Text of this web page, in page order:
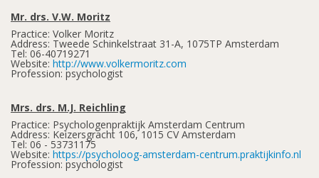
Mr. drs. V.W. Moritz
Practice: Volker Moritz
Address: Tweede Schinkelstraat 31-A, 1075TP Amsterdam
Tel: 06-40719271
Website: http://www.volkermoritz.com
Profession: psychologist
Mrs. drs. M.J. Reichling
Practice: Psychologenpraktijk Amsterdam Centrum
Address: Keizersgracht 106, 1015 CV Amsterdam
Tel: 06 - 53731175
Website: https://psycholoog-amsterdam-centrum.praktijkinfo.nl
Profession: psychologist